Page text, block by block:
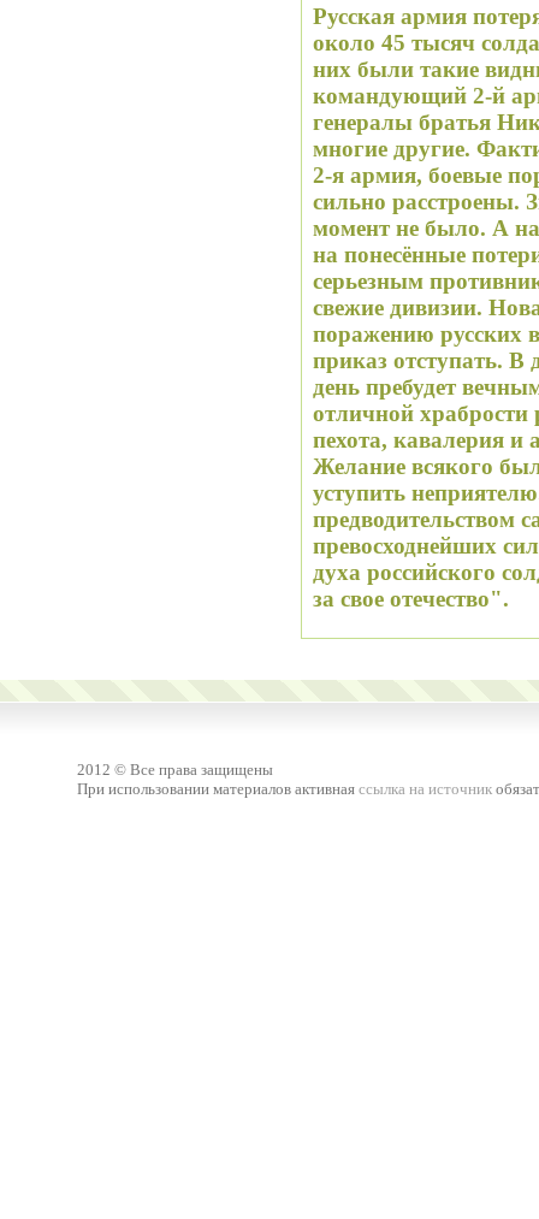
Русская армия
около 45 тысяч
них были такие
командующий 2-й
генералы братья
многие другие.
2-я армия, боевые
сильно расстроены.
момент не было. А
на понесённые
серьезным
свежие дивизии.
поражению русских
приказ отступать.
день пребудет
отличной храбрости
пехота, кавалерия и
Желание всякого
уступить
предводительством
превосходнейших
духа российского
за свое отечество".
2012 © Все права защищены
При использовании материалов активная ссылка на источник